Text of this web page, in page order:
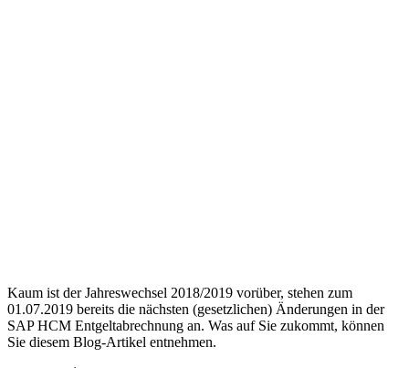
Kaum ist der Jahreswechsel 2018/2019 vorüber, stehen zum
01.07.2019 bereits die nächsten (gesetzlichen) Änderungen in der
SAP HCM Entgeltabrechnung an. Was auf Sie zukommt, können
Sie diesem Blog-Artikel entnehmen.